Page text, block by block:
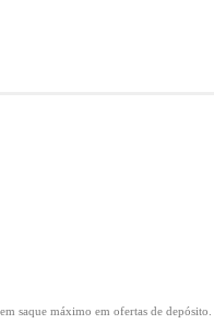
saque máximo em ofertas de depósito.